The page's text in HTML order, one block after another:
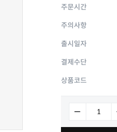
주문시간
주의사항
출시일자
결제수단
상품코드